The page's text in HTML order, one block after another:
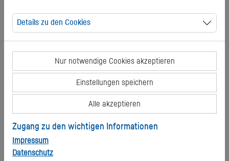
Wann möchten Sie uns besuchen?
Aug. 2026
MO DI MI DO FR SA
SO
29 30 31
3 4 5 6 7 8 9
10 11
Details zu den Cookies
Nur notwendige Cookies akzeptieren
Einstellungen speichern
Alle akzeptieren
Zugang zu den wichtigen Informationen
Impressum
Datenschutz